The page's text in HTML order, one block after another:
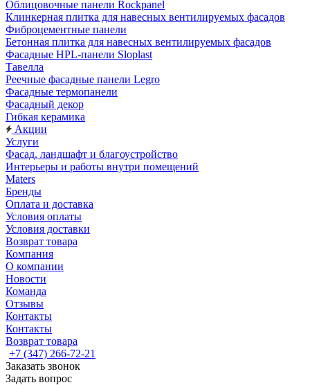
Облицовочные панели Rockpanel
Клинкерная плитка для навесных вентилируемых фасадов
Фиброцементные панели
Бетонная плитка для навесных вентилируемых фасадов
Фасадные HPL-панели Sloplast
Тавелла
Реечные фасадные панели Legro
Фасадные термопанели
Фасадный декор
Гибкая керамика
Акции
Услуги
Фасад, ландшафт и благоустройство
Интерьеры и работы внутри помещений
Maters
Бренды
Оплата и доставка
Условия оплаты
Условия доставки
Возврат товара
Компания
О компании
Новости
Команда
Отзывы
Контакты
Контакты
Возврат товара
+7 (347) 266-72-21
Заказать звонок
Задать вопрос